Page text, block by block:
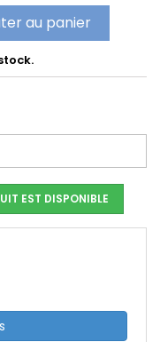
au panier
EST DISPONIBLE